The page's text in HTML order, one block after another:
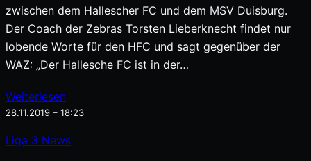
zwischen dem Hallescher FC und dem MSV Duisburg.
Der Coach der Zebras Torsten Lieberknecht findet nur
lobende Worte für den HFC und sagt gegenüber der
WAZ: „Der Hallesche FC ist in der…
Weiterlesen
28.11.2019 – 18:23
Liga 3 News